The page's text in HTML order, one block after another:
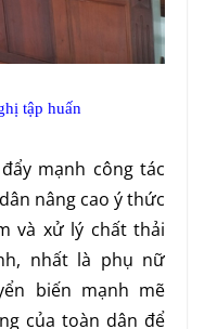
tập huấn
mạnh công tác
nâng cao ý thức
và xử lý chất thải
nhất là phụ nữ
biến mạnh mẽ
của toàn dân để